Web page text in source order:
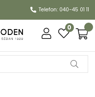
Telefon: 040-45 01 11
0